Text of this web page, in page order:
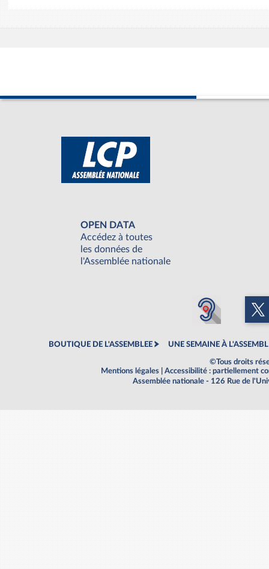
OPEN DATA
Accédez à toutes
les données de
l'Assemblée nationale
BOUTIQUE DE L'ASSEMBLEE UNE SEMAINE À
©Tous droits
Mentions légales
Accessibilité : partiellement
Assemblée nationale - 126 Rue de